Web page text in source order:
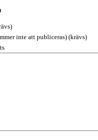
inte att publiceras) (krävs)